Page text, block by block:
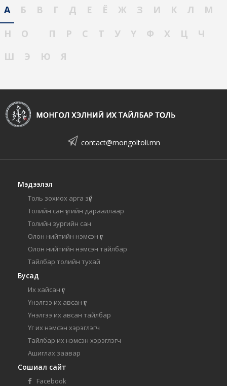
А Б В Г Д Е Ё Ж З И К Л
М
Н
О П Р С Т У Ү Ф Х Ц
Ч
Ш
Э Ю Я
contact@mongoltoli.mn
Мэдээлэл
Толь зохиох арга зүй
Толийн сан үсгийн дарааллаар
Толийн зургийн сан
Олон нийтийн нэмсэн үг
Олон нийтийн нэмсэн тайлбар
Тайлбар толийн тухай
Бусад
Их хайсан үг
Үнэлгээ их авсан үг
Үнэлгээ их авсан тайлбар
Үг их нэмсэн хэрэглэгч
Тайлбар их нэмсэн хэрэглэгч
Ашиглах заавар
Сошиал сайт
Facebook